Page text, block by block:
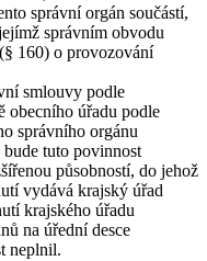
správní orgán součástí,
správním obvodu
160) o provozování
smlouvy podle
obecního úřadu podle
správního orgánu
tuto povinnost
působností, do jehož
vydává krajský úřad
krajského úřadu
na úřední desce
neplnil.